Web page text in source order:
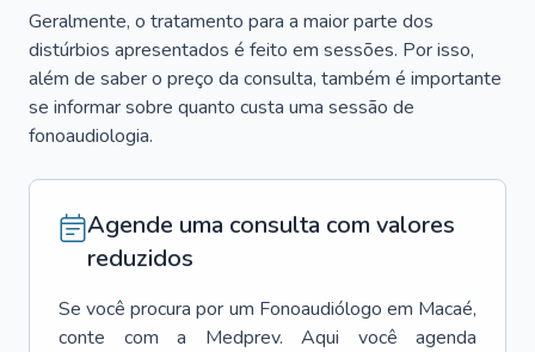
Geralmente, o tratamento para a maior parte dos
distúrbios apresentados é feito em sessões. Por isso,
além de saber o preço da consulta, também é importante
se informar sobre quanto custa uma sessão de
fonoaudiologia.
Agende uma consulta com valores
reduzidos
Se você procura por um Fonoaudiólogo em Macaé,
conte com a Medprev. Aqui você agenda